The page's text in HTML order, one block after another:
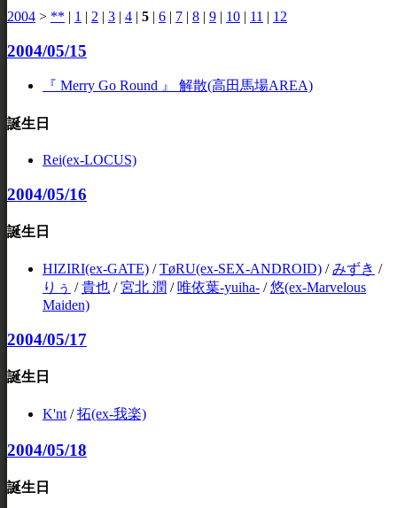
2004 > ** | 1 | 2 | 3 | 4 | 5 | 6 | 7 | 8 | 9 | 10 | 11 | 12
2004/05/15
『 Merry Go Round 』 解散(高田馬場AREA)
誕生日
Rei(ex-LOCUS)
2004/05/16
誕生日
HIZIRI(ex-GATE) /TøRU(ex-SEX-ANDROID) /みずき /
りぅ /貴也 /宮北 潤 / 唯依葉-yuiha- /悠(ex-Marvelous
Maiden)
2004/05/17
誕生日
K'nt /拓(ex-我楽)
2004/05/18
誕生日